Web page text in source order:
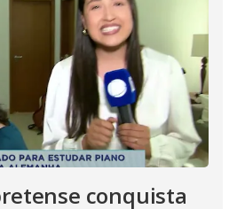
conquista